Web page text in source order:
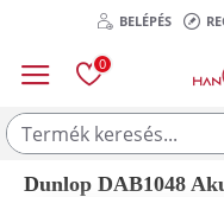
BELÉPÉS
0
Dunlop DAB1048